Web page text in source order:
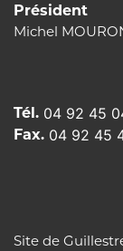
Président
Michel
Tél. 04 92 45
Fax. 04 92 45
Site de